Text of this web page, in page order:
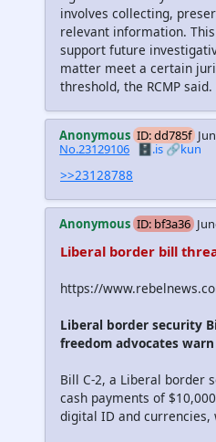
involves collecting,
relevant information.
support future
matter meet a certain
threshold, the RCMP said.
Anonymous ID: dd785f
No.23129106 🗄️.is🔗kun
>>23128788
Anonymous ID: bf3a36
Liberal border bill
https://
Liberal border security
freedom advocates
Bill C-2, a Liberal border
cash payments of
digital ID and currencies,